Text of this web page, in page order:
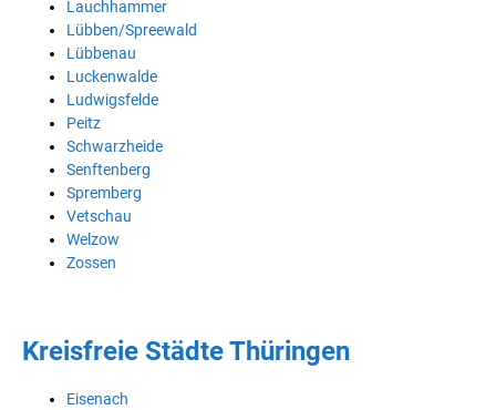
Lauchhammer
Lübben/Spreewald
Lübbenau
Luckenwalde
Ludwigsfelde
Peitz
Schwarzheide
Senftenberg
Spremberg
Vetschau
Welzow
Zossen
Kreisfreie Städte Thüringen
Eisenach